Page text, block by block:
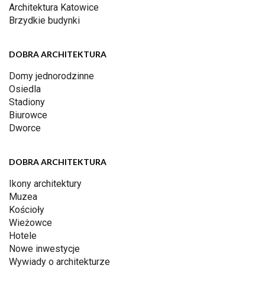
Architektura Katowice
Brzydkie budynki
DOBRA ARCHITEKTURA
Domy jednorodzinne
Osiedla
Stadiony
Biurowce
Dworce
DOBRA ARCHITEKTURA
Ikony architektury
Muzea
Kościoły
Wieżowce
Hotele
Nowe inwestycje
Wywiady o architekturze